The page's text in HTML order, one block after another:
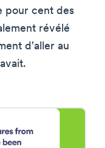
pour cent des
révélé
d'aller au